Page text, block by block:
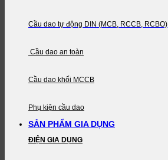
Cầu dao tự động DIN (MCB, RCCB, RCBO)
Cầu dao an toàn
Cầu dao khối MCCB
Phụ kiện cầu dao
SẢN PHẨM GIA DỤNG
ĐIỆN GIA DỤNG